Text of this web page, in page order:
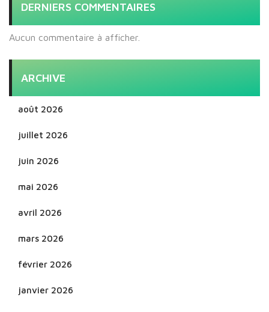
DERNIERS COMMENTAIRES
Aucun commentaire à afficher.
ARCHIVE
août 2026
juillet 2026
juin 2026
mai 2026
avril 2026
mars 2026
février 2026
janvier 2026